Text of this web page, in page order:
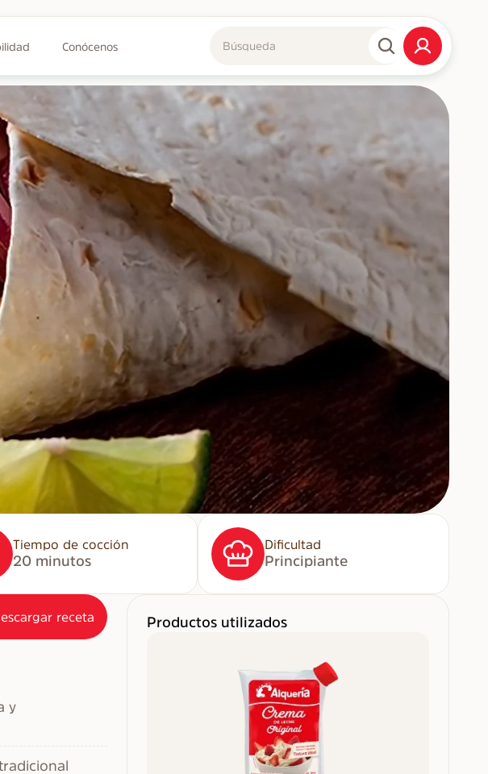
Conócenos
Tiempo de cocción
20 minutos
Dificultad
Principiante
receta
y
Productos utilizados